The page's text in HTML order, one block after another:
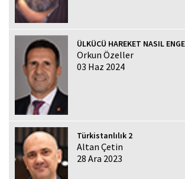
ÜLKÜCÜ HAREKET NASIL
Orkun Özeller
03 Haz 2024
Türkistanlılık 2
Altan Çetin
28 Ara 2023